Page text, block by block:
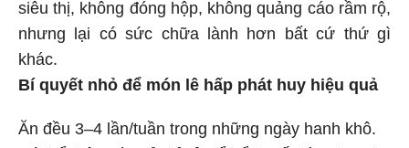
siêu thị, không đóng hộp, không quảng cáo rầm rộ,
nhưng lại có sức chữa lành hơn bất cứ thứ gì
khác.
Bí quyết nhỏ để món lê hấp phát huy hiệu quả
Ăn đều 3–4 lần/tuần trong những ngày hanh khô.